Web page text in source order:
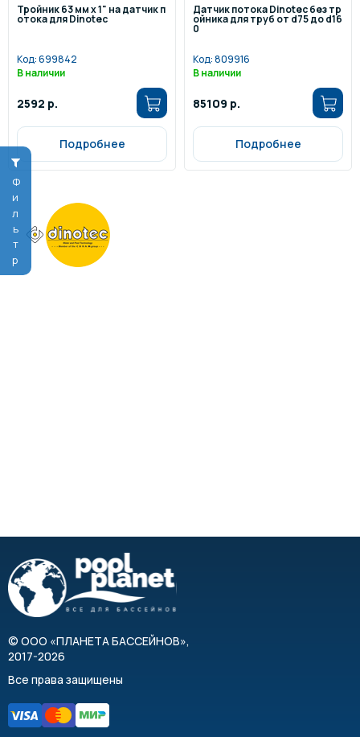
Фильтр
Тройник 63 мм х 1" на датчик п
отока для Dinotec
Код:699842
В наличии
2592 р.
Подробнее
Датчик потока Dinotec без тр
ойника для труб от d75 до d16
0
Код:809916
В наличии
85109 р.
Подробнее
© ООО «ПЛАНЕТА БАССЕЙНОВ»,
2017-2026
Все права защищены